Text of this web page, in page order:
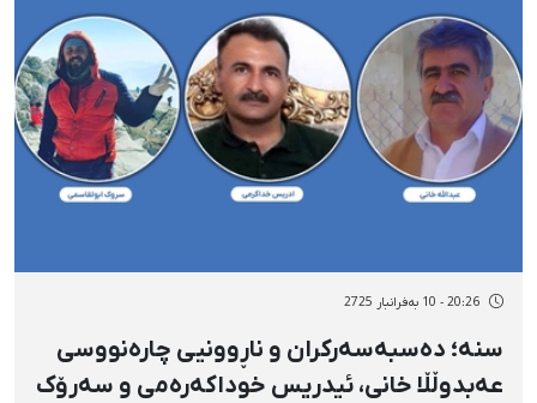
20:26 - 10 بەفرانبار 2725
سنە؛ دەسبەسەرکران و ناڕوونیی چارەنووسی
عەبدوڵڵا خانی، ئیدریس خوداکەرەمی و سەرۆک